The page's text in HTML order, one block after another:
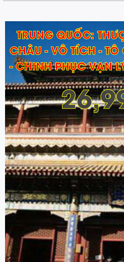
TRUNG QUỐC:
CHÂU - VÔ TÍCH -
- CHINH PHỤC VẠN